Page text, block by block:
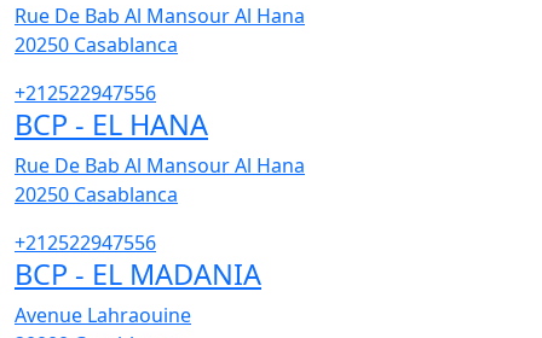
Rue De Bab Al Mansour Al Hana
20250 Casablanca
+212522947556
BCP - EL HANA
Rue De Bab Al Mansour Al Hana
20250 Casablanca
+212522947556
BCP - EL MADANIA
Avenue Lahraouine